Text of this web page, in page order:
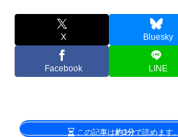
X Bluesky
Facebook LINE
この記事は約3分で読めます。